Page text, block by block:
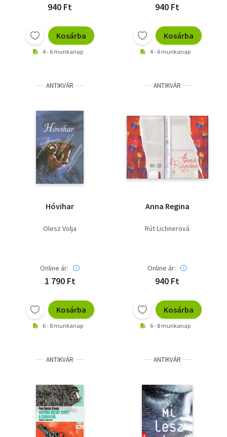
940 Ft
Kosárba
4 - 6 munkanap
940 Ft
Kosárba
4 - 6 munkanap
ANTIKVÁR
Hóvihar
Olesz Volja
Online ár:
1 790 Ft
Kosárba
6 - 8 munkanap
ANTIKVÁR
Anna Regina
Rút Lichnerová
Online ár:
940 Ft
Kosárba
6 - 8 munkanap
ANTIKVÁR ANTIKVÁR